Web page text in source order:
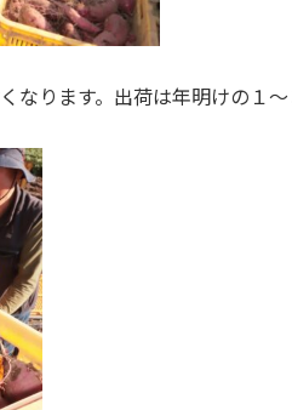
なります。出荷は年明けの１